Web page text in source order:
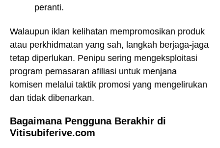
peranti.
Walaupun iklan kelihatan mempromosikan produk
atau perkhidmatan yang sah, langkah berjaga-jaga
tetap diperlukan. Penipu sering mengeksploitasi
program pemasaran afiliasi untuk menjana
komisen melalui taktik promosi yang mengelirukan
dan tidak dibenarkan.
Bagaimana Pengguna Berakhir di
Vitisubiferive.com